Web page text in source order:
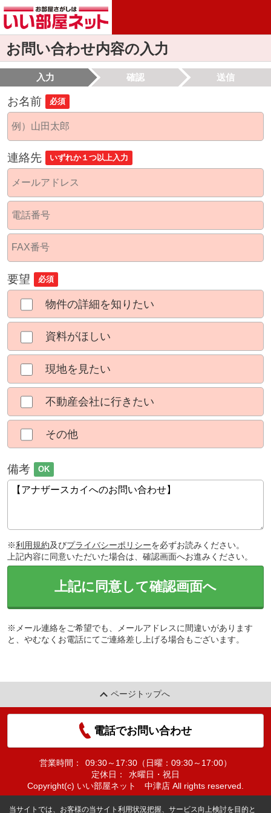
お問い合わせ内容の入力
入力 確認 送信
お名前 必須
連絡先 いずれか１つ以上入力
要望 必須
物件の詳細を知りたい
資料がほしい
現地を見たい
不動産会社に行きたい
その他
備考 OK
※利用規約及びプライバシーポリシーを必ずお読みください。
上記内容に同意いただいた場合は、確認画面へお進みください。
上記に同意して確認画面へ
※メール連絡をご希望でも、メールアドレスに間違いがあります
と、やむなくお電話にてご連絡差し上げる場合もございます。
ページトップへ
電話でお問い合わせ
営業時間：
09:30～17:30（日曜：09:30～17:00）
定休日：
水曜日・祝日
Copyright(c) いい部屋ネット 中津店 All rights reserved.
当サイトでは、お客様の当サイト利用状況把握、サービス向上検討を目的と